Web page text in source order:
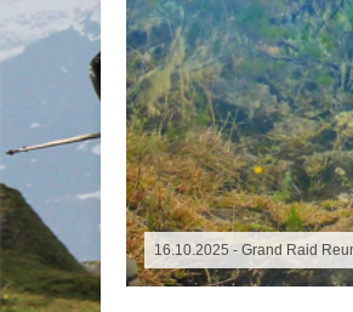
18.10.2025 - Altmühltrail